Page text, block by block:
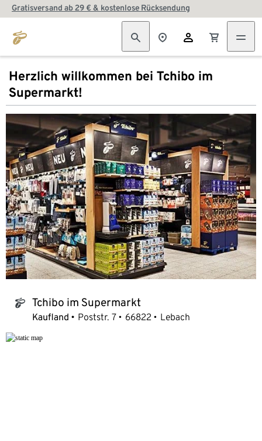
Gratisversand ab 29 € & kostenlose Rücksendung
Herzlich willkommen bei Tchibo im
Supermarkt!
tchibo_logo Tchibo im Supermarkt
Kaufland Poststr. 7 66822 Lebach